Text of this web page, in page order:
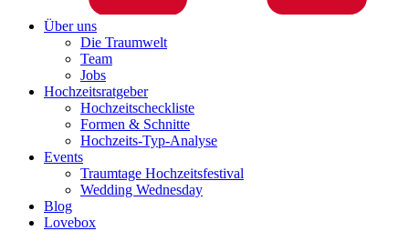
Über uns
Die Traumwelt
Team
Jobs
Hochzeitsratgeber
Hochzeitscheckliste
Formen & Schnitte
Hochzeits-Typ-Analyse
Events
Traumtage Hochzeitsfestival
Wedding Wednesday
Blog
Lovebox